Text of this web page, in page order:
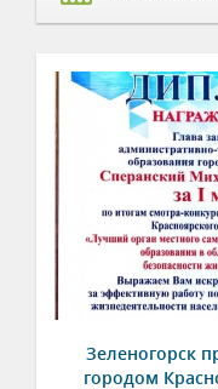
Зеленогорск
городом